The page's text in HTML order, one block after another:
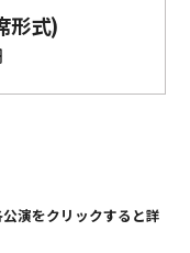
形式)
演をクリックすると詳